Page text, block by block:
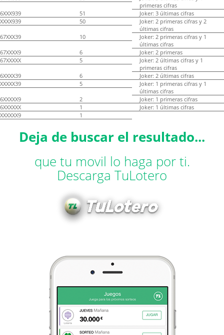
primeras cifras
6XXX939
51
Joker: 3 últimas cifras
XXXX939
50
Joker: 2 primeras cifras y 2
últimas cifras
67XXX39
10
Joker: 2 primeras cifras y 1
últimas cifras
67XXXX9
6
Joker: 2 primeras
67XXXXX
5
Joker: 2 últimas cifras y 1
primeras cifras
6XXXX39
6
Joker: 2 últimas cifras
XXXXX39
5
Joker: 1 primeras cifras y 1
últimas cifras
6XXXXX9
2
Joker: 1 primeras cifras
6XXXXXX
1
Joker: 1 últimas cifras
XXXXXX9
1
Deja de buscar el resultado...
que tu movil lo haga por ti.
Descarga TuLotero